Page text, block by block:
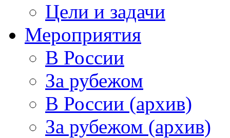
Цели и задачи
Мероприятия
В России
За рубежом
В России (архив)
За рубежом (архив)